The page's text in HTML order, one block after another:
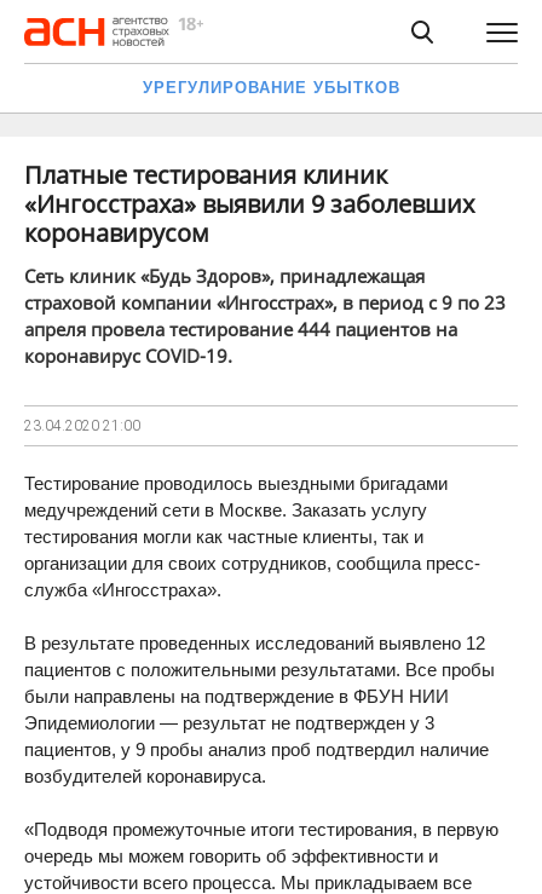
УРЕГУЛИРОВАНИЕ УБЫТКОВ
Платные тестирования клиник
«Ингосстраха» выявили 9 заболевших
коронавирусом
Сеть клиник «Будь Здоров», принадлежащая
страховой компании «Ингосстрах», в период с 9 по 23
апреля провела тестирование 444 пациентов на
коронавирус COVID-19.
23.04.2020 21:00
Тестирование проводилось выездными бригадами
медучреждений сети в Москве. Заказать услугу
тестирования могли как частные клиенты, так и
организации для своих сотрудников, сообщила пресс-
служба «Ингосстраха».
В результате проведенных исследований выявлено 12
пациентов с положительными результатами. Все пробы
были направлены на подтверждение в ФБУН НИИ
Эпидемиологии — результат не подтвержден у 3
пациентов, у 9 пробы анализ проб подтвердил наличие
возбудителей коронавируса.
«Подводя промежуточные итоги тестирования, в первую
очередь мы можем говорить об эффективности и
устойчивости всего процесса. Мы прикладываем все